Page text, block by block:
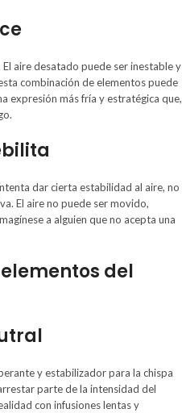
aire desatado puede ser inestable y
combinación de elementos puede
expresión más fría y estratégica que,
dar cierta estabilidad al aire, no
El aire no puede ser movido,
a alguien que no acepta una
del
y estabilizador para la chispa
parte de la intensidad del
con infusiones lentas y